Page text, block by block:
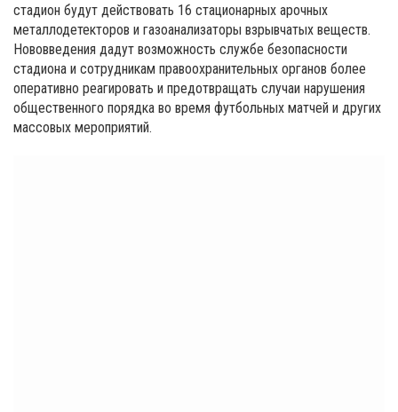
стадион будут действовать 16 стационарных арочных
металлодетекторов и газоанализаторы взрывчатых веществ.
Нововведения дадут возможность службе безопасности
стадиона и сотрудникам правоохранительных органов более
оперативно реагировать и предотвращать случаи нарушения
общественного порядка во время футбольных матчей и других
массовых мероприятий.